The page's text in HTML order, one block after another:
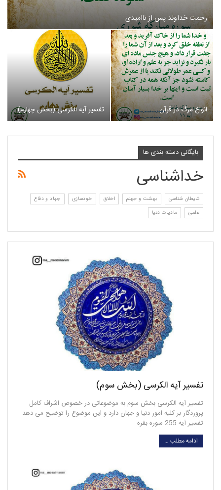
رحمت خداوند پس از ناامیدی
انواع مرگ در قرآن تفسیر آیه الکرسی (بخش چهارم)
بایگانی دسته بندی ها
خداشناسی
شیطان شناسی بهشت و جهنم اخلاق خودسازی
جهاد و دفاع
علمی
مادیات دنیا
تفسیر آیه الکرسی (بخش سوم)
تفسیر آیه الکرسی بخش سوم به موضوعاتی در خصوص اشراف کامل
پروردگار بر کلیه امور دنیا و جهان دارد و این موضوع را توضیح می دهد.
تفسیر آیه 255 سوره بقره
ادامه مطلب …